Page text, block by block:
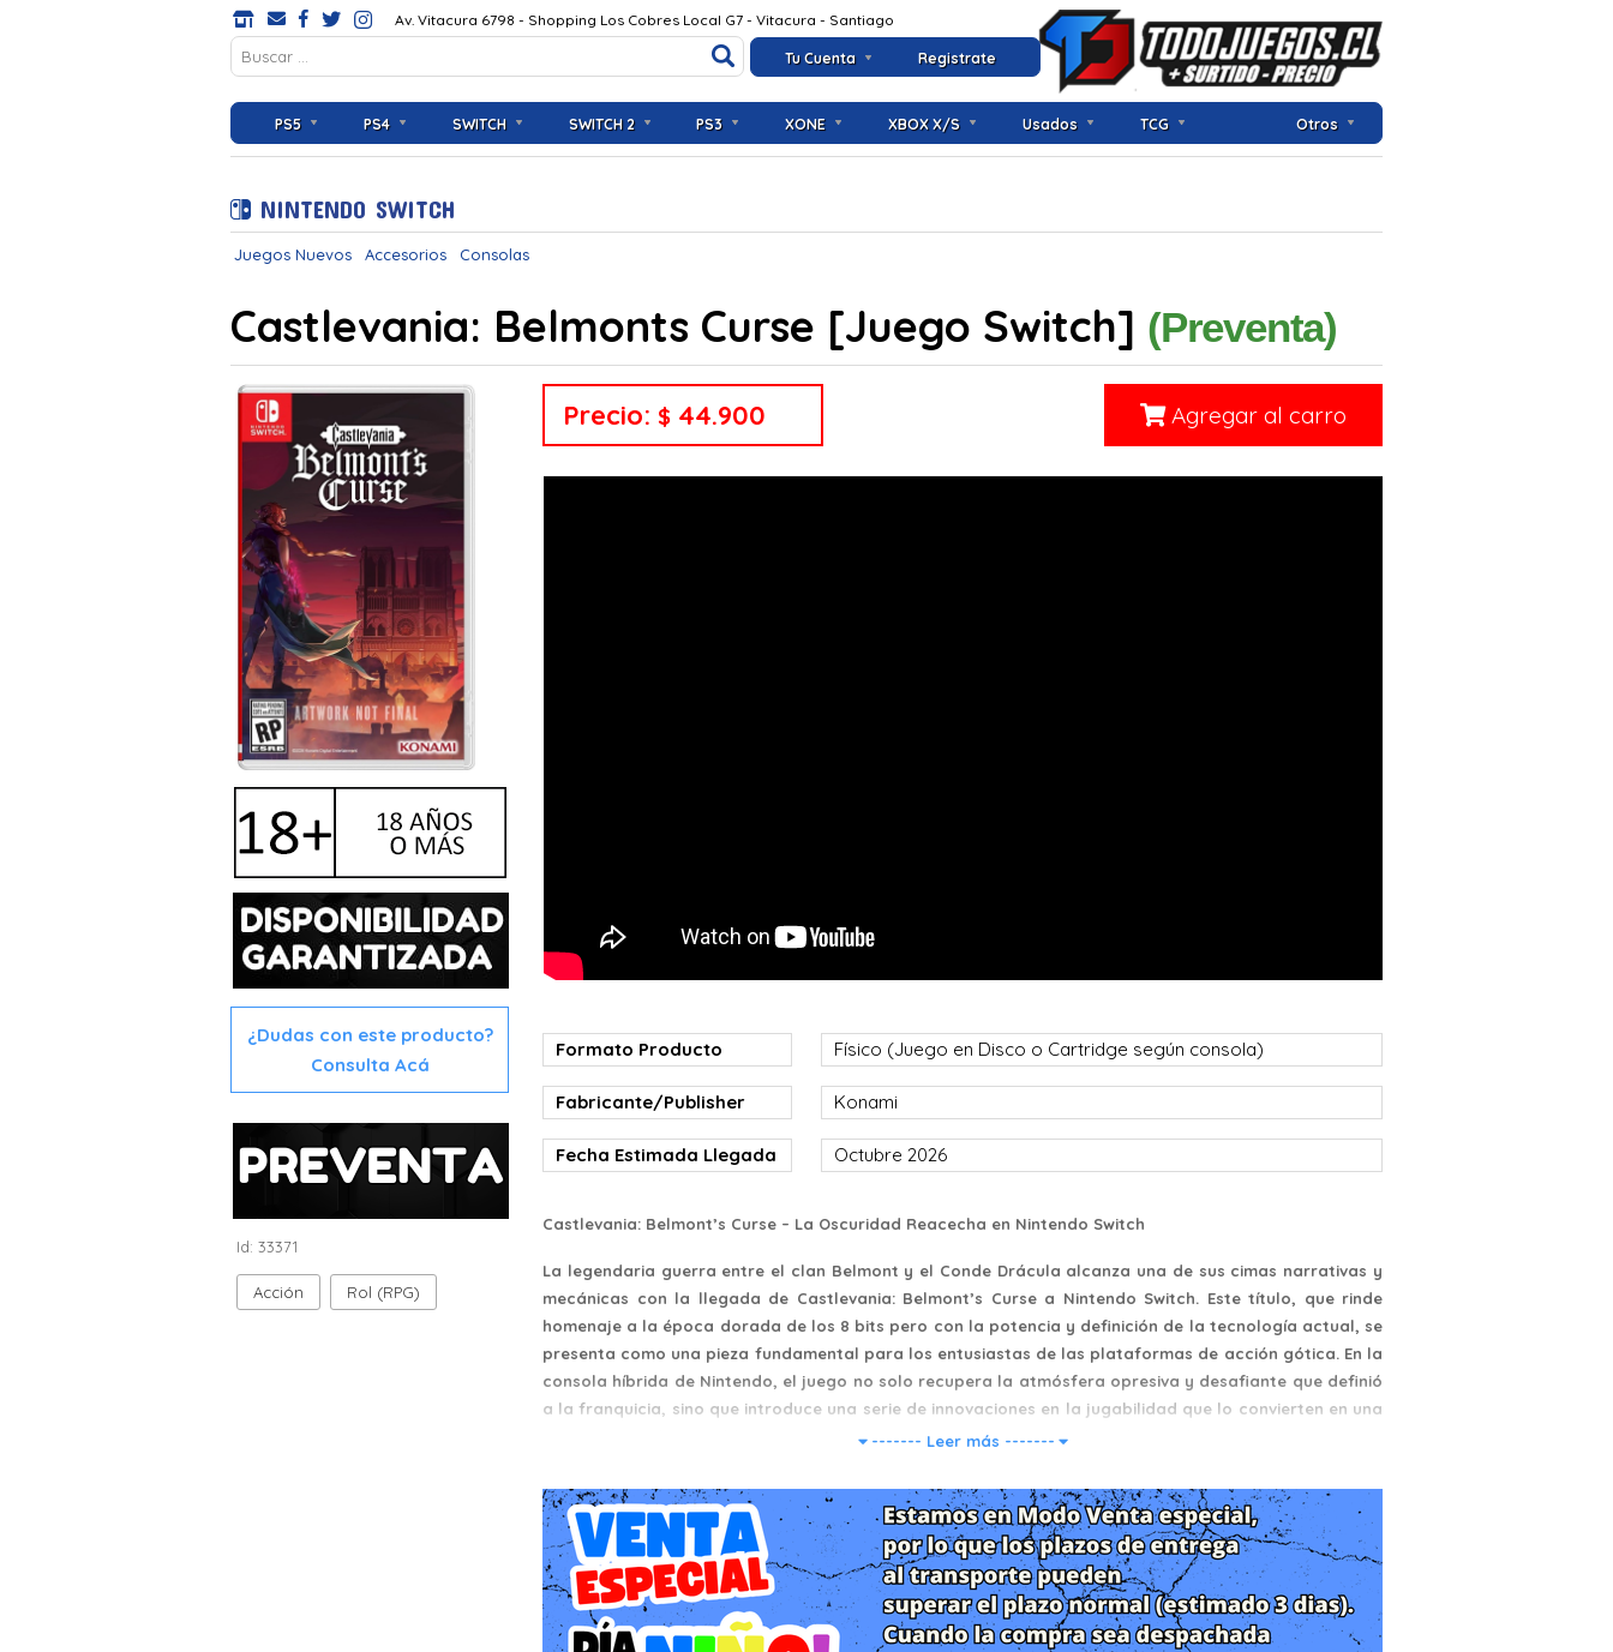
Tu Cuenta Registrate
Av. Vitacura 6798 - Shopping Los Cobres Local G7 - Vitacura - Santiago
PS5 PS4 SWITCH SWITCH 2 PS3 XONE XBOX X/S Usados TCG Otros
NINTENDO SWITCH
Juegos Nuevos Accesorios Consolas
Castlevania: Belmonts Curse [Juego Switch] (Preventa)
¿Dudas con este producto?
Consulta Acá
Id: 33371
Acción Rol (RPG)
Precio: $ 44.900 Agregar al carro
Formato Producto Físico (Juego en Disco o Cartridge según consola)
Fabricante/Publisher Konami
Fecha Estimada Llegada Octubre 2026
Castlevania: Belmont’s Curse – La Oscuridad Reacecha en Nintendo Switch
La legendaria guerra entre el clan Belmont y el Conde Drácula alcanza una de sus cimas narrativas y
mecánicas con la llegada de Castlevania: Belmont’s Curse a Nintendo Switch. Este título, que rinde
homenaje a la época dorada de los 8 bits pero con la potencia y definición de la tecnología actual, se
presenta como una pieza fundamental para los entusiastas de las plataformas de acción gótica. En la
consola híbrida de Nintendo, el juego no solo recupera la atmósfera opresiva y desafiante que definió
a la franquicia, sino que introduce una serie de innovaciones en la jugabilidad que lo convierten en una
experiencia indispensable tanto en el televisor del salón como en el modo portátil.
La trama de Belmont’s Curse nos traslada a una Transilvania sumida en una noche eterna. Cien años
después de que el último Belmont sellara las puertas del castillo de Castlevania, un culto oscuro ha
logrado resucitar al Señor de los Vampiros, el Conde Drácula. Sin embargo, esta vez la resurrección ha
traído consigo una maldición que drena la vida de la tierra misma, convirtiendo a los aldeanos en
monstruos y corrompiendo los elementos naturales.
------- Leer más -------